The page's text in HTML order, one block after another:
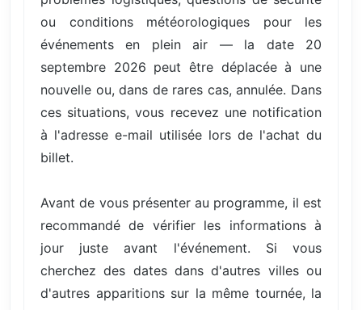
ou conditions météorologiques pour les
événements en plein air — la date 20
septembre 2026 peut être déplacée à une
nouvelle ou, dans de rares cas, annulée. Dans
ces situations, vous recevez une notification
à l'adresse e-mail utilisée lors de l'achat du
billet.
Avant de vous présenter au programme, il est
recommandé de vérifier les informations à
jour juste avant l'événement. Si vous
cherchez des dates dans d'autres villes ou
d'autres apparitions sur la même tournée, la